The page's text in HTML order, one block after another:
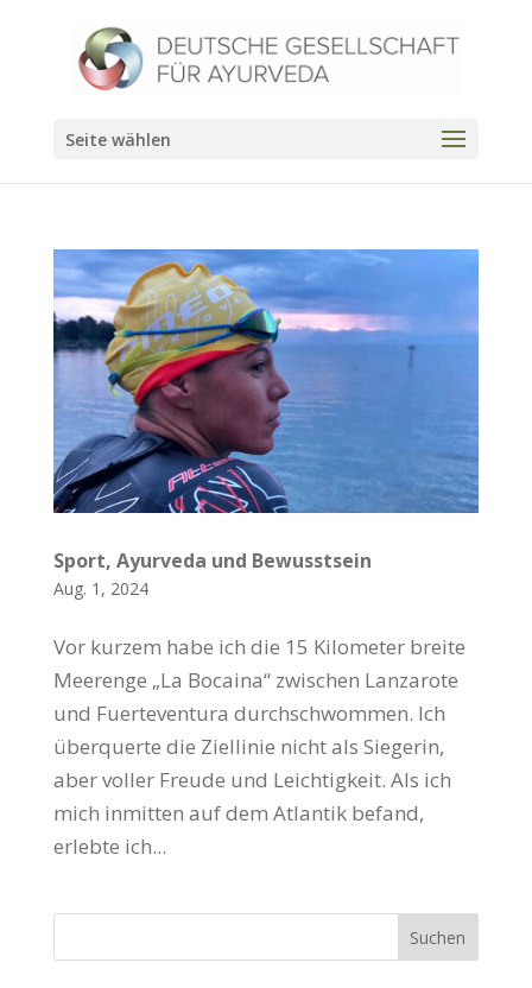
Seite wählen
Sport, Ayurveda und Bewusstsein
Aug. 1, 2024
Vor kurzem habe ich die 15 Kilometer breite
Meerenge „La Bocaina“ zwischen Lanzarote
und Fuerteventura durchschwommen. Ich
überquerte die Ziellinie nicht als Siegerin,
aber voller Freude und Leichtigkeit. Als ich
mich inmitten auf dem Atlantik befand,
erlebte ich...